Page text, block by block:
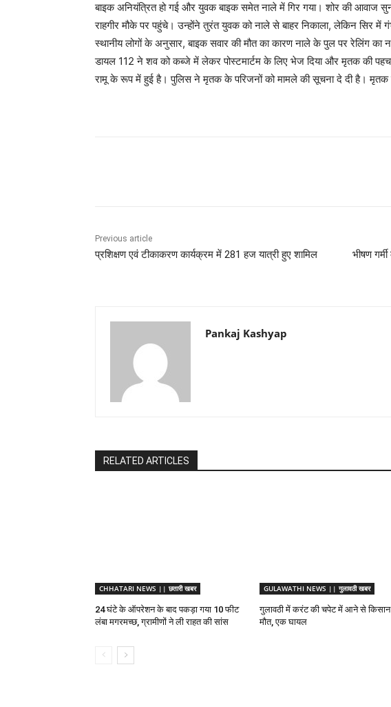
बाइक अनियंत्रित हो गई और युवक बाइक समेत नाले में गिर गया। शोर की
राहगीर मौके पर पहुंचे। उन्होंने तुरंत युवक को नाले से बाहर निकाला, लेकिन सिर
स्थानीय लोगों के अनुसार, बाइक सवार की मौत का कारण नाले के पुल पर रेलिंग का न
डायल 112 ने शव को कब्जे में लेकर पोस्टमार्टम के लिए भेज दिया और मृतक की
रामू के रूप में हुई है। पुलिस ने मृतक के परिजनों को मामले की सूचना दे दी है। मृतक
Previous article
प्रशिक्षण एवं टीकाकरण कार्यक्रम में 281 हज यात्री हुए शामिल
भीषण
Pankaj Kashyap
RELATED ARTICLES
CHHATARI NEWS || छतारी खबर
24 घंटे के ऑपरेशन के बाद पकड़ा गया 10 फीट
लंबा मगरमच्छ, ग्रामीणों ने ली राहत की सांस
GULAWATHI NEWS || गुलावठी खबर
गुलावठी में करंट की चपेट में आने से
मौत, एक घायल